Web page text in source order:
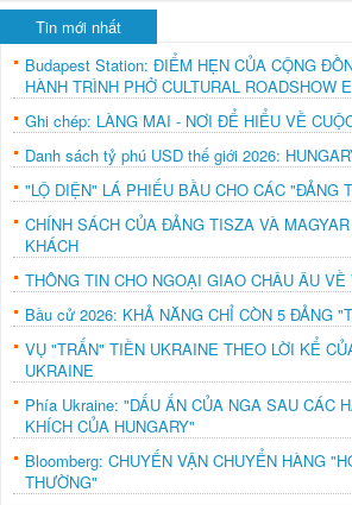
Tin mới nhất
Budapest Station: ĐIỂM HẸN CỦA CỘNG
HÀNH TRÌNH PHỞ CULTURAL ROADSHOW
Ghi chép: LÀNG MAI - NƠI ĐỂ HIỂU VỀ
Danh sách tỷ phú USD thế giới 2026:
"LỘ DIỆN" LÁ PHIẾU BẦU CHO CÁC "ĐẢNG
CHÍNH SÁCH CỦA ĐẢNG TISZA VÀ
KHÁCH
THÔNG TIN CHO NGOẠI GIAO CHÂU ÂU
Bầu cử 2026: KHẢ NĂNG CHỈ CÒN 5 ĐẢNG
VỤ "TRẤN" TIỀN UKRAINE THEO LỜI KỂ
UKRAINE
Phía Ukraine: "DẤU ẤN CỦA NGA SAU CÁC
KHÍCH CỦA HUNGARY"
Bloomberg: CHUYẾN VẬN CHUYỂN HÀNG
THƯỜNG"